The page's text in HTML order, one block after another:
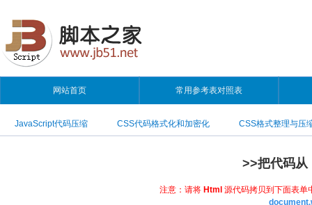
网站首页 常用参考表对照表
JavaScript代码压缩 CSS代码格式化和加密化 CSS格式整理与压
>>把代码
注意：请将 Html 源代码拷贝到下面表单